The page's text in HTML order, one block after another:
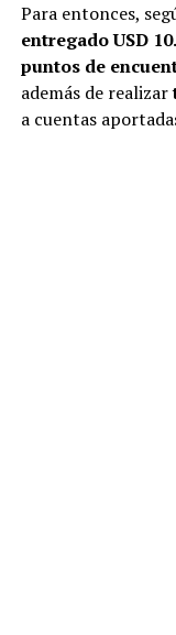
Para entonces,
entregado USD
puntos de
además de realizar
a cuentas